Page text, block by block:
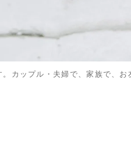
カップル・夫婦で、家族で、お